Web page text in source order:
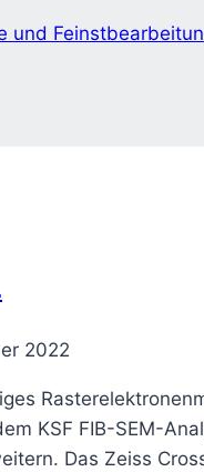
und
2022
KSF FIB-SEM-
Das Zeiss